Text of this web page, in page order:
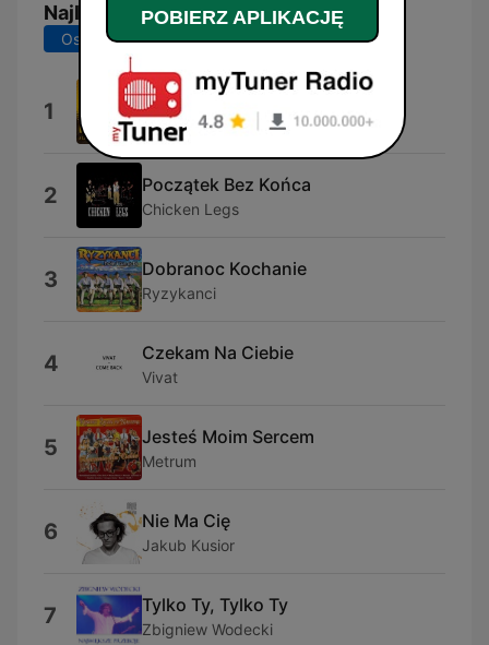
Najlepsze piosenki
Ostatnie 7 dni Ostatnie 30 dni
1 Uśnij W Mych Ramionach
Mariusz Kalaga
2 Początek Bez Końca
Chicken Legs
3 Dobranoc Kochanie
Ryzykanci
4 Czekam Na Ciebie
Vivat
5 Jesteś Moim Sercem
Metrum
6 Nie Ma Cię
Jakub Kusior
7 Tylko Ty, Tylko Ty
Zbigniew Wodecki
POBIERZ APLIKACJĘ